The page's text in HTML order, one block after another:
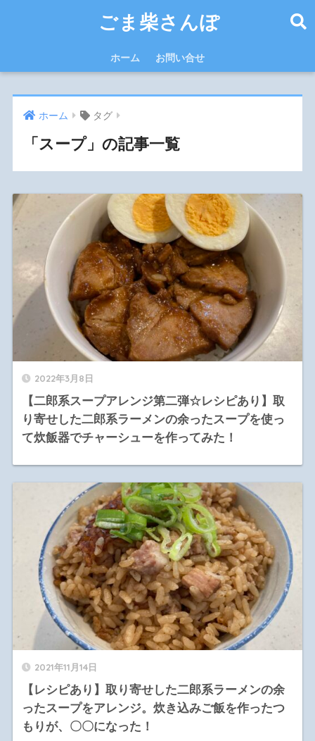
ごま柴さんぽ
ホーム お問い合せ
ホーム タグ
「スープ」の記事一覧
2022年3月8日
【二郎系スープアレンジ第二弾☆レシピあり】取
り寄せした二郎系ラーメンの余ったスープを使っ
て炊飯器でチャーシューを作ってみた！
2021年11月14日
【レシピあり】取り寄せした二郎系ラーメンの余
ったスープをアレンジ。炊き込みご飯を作ったつ
もりが、〇〇になった！